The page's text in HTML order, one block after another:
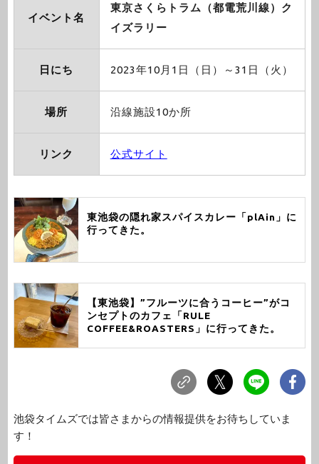
イベント名
東京さくらトラム（都電荒川線）ク
イズラリー
日にち 2023年10月1日（日）～31日（火）
場所 沿線施設10か所
リンク 公式サイト
東池袋の隠れ家スパイスカレー「plAin」に
行ってきた。
【東池袋】”フルーツに合うコーヒー”がコ
ンセプトのカフェ「RULE
COFFEE&ROASTERS」に行ってきた。
池袋タイムズでは皆さまからの情報提供をお待ちしていま
す！